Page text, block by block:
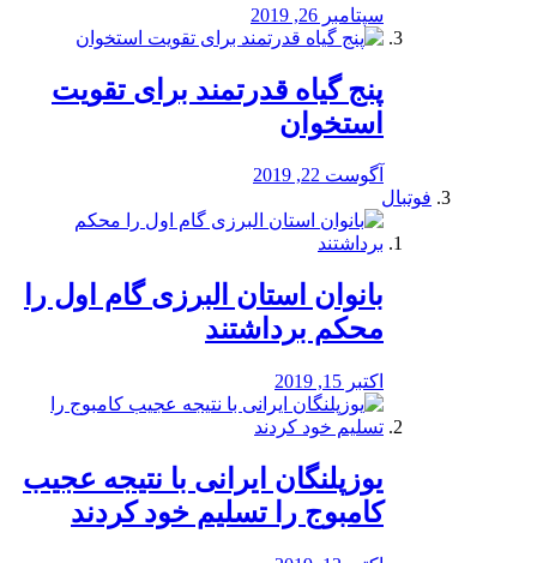
سپتامبر 26, 2019
پنج گیاه قدرتمند برای تقویت
استخوان
آگوست 22, 2019
فوتبال
بانوان استان البرزی گام اول را
محكم برداشتند
اکتبر 15, 2019
یوزپلنگان ایرانی با نتیجه عجیب
کامبوج را تسلیم خود کردند